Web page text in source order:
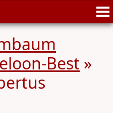
Best »